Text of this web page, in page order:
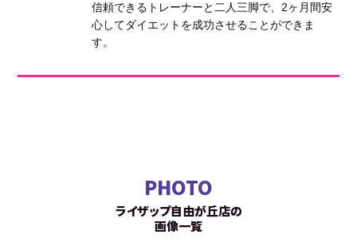
信頼できるトレーナーと二人三脚で、2ヶ月間安
心してダイエットを成功させることができま
す。
PHOTO
ライザップ自由が丘店の
画像一覧